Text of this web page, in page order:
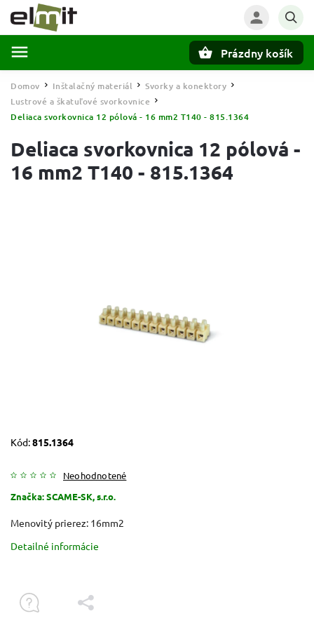
Prázdny košík
Domov / Inštalačný materiál / Svorky a konektory /
Lustrové a škatuľové svorkovnice /
Deliaca svorkovnica 12 pólová - 16 mm2 T140 - 815.1364
Deliaca svorkovnica 12 pólová -
16 mm2 T140 - 815.1364
Kód:815.1364
Neohodnotené
Značka:SCAME-SK, s.r.o.
Menovitý prierez: 16mm2
Detailné informácie